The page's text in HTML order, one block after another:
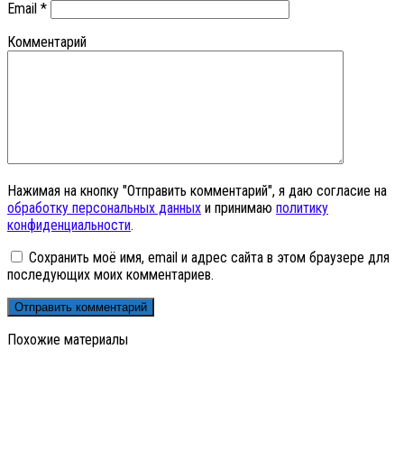
Email *
Комментарий
Нажимая на кнопку "Отправить комментарий", я даю согласие на
обработку персональных данных и принимаю политику
конфиденциальности.
Сохранить моё имя, email и адрес сайта в этом браузере для
последующих моих комментариев.
Похожие материалы